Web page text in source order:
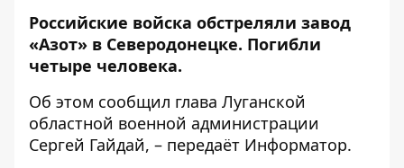
Российские войска обстреляли завод
«Азот» в Северодонецке. Погибли
четыре человека.
Об этом сообщил глава Луганской
областной военной администрации
Сергей Гайдай, – передаёт Информатор.